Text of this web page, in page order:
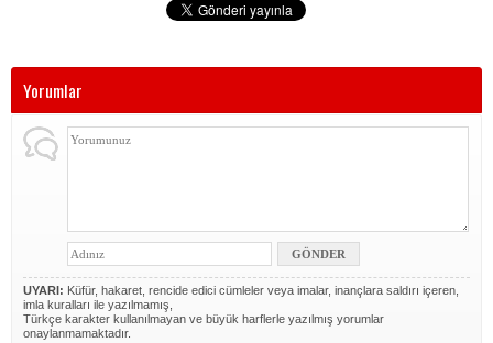
Yorumlar
UYARI: Küfür, hakaret, rencide edici cümleler veya imalar, inançlara saldırı içeren,
imla kuralları ile yazılmamış,
Türkçe karakter kullanılmayan ve büyük harflerle yazılmış yorumlar
onaylanmamaktadır.